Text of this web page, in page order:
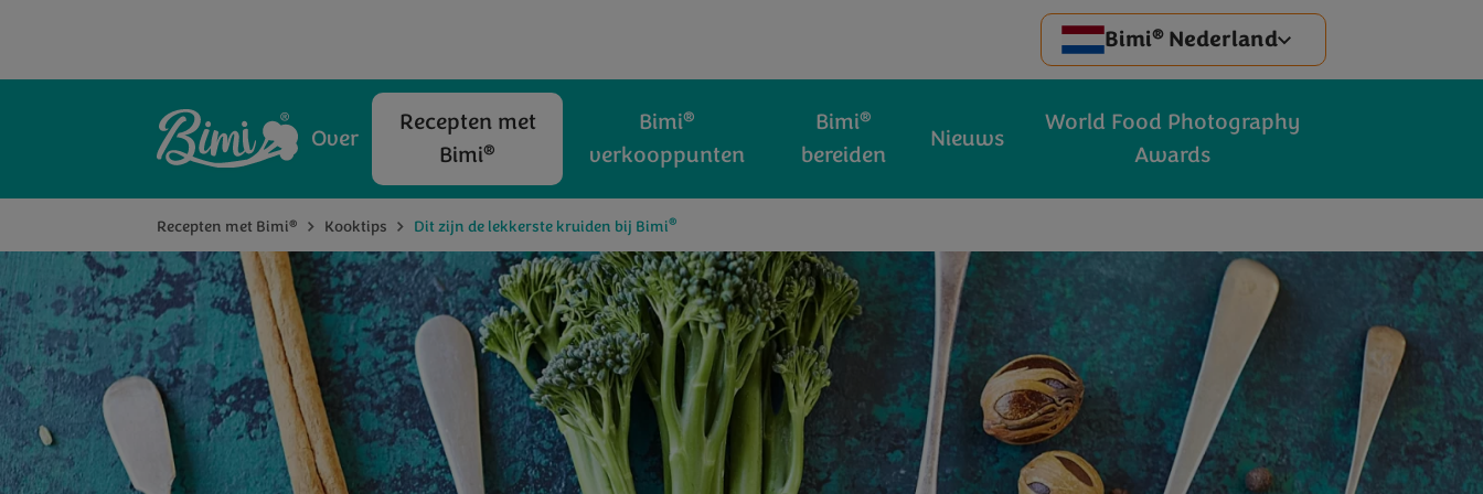
Bimi® Nederland
Over
Recepten met
Bimi®
Bimi®
verkooppunten
Bimi®
bereiden
Nieuws
World Food Photography
Awards
Recepten met Bimi® Kooktips Dit zijn de lekkerste kruiden bij Bimi®